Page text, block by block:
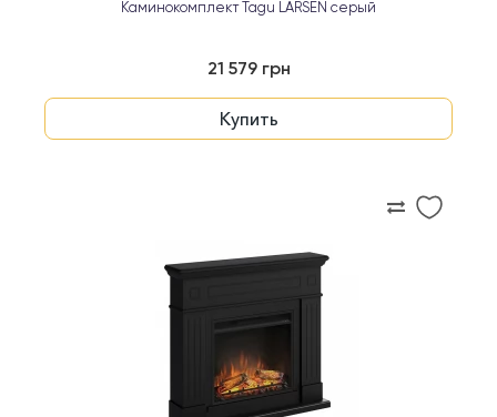
Каминокомплект Tagu LARSEN серый
21 579 грн
Купить